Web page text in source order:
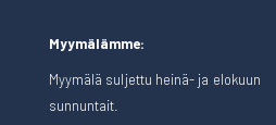
Myymälämme:
Myymälä suljettu heinä- ja elokuun
sunnuntait.